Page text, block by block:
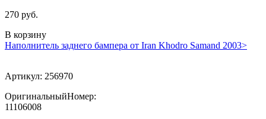
270 руб.
В корзину
Наполнитель заднего бампера от Iran Khodro Samand 2003>
Артикул: 256970
ОригинальныйНомер:
11106008